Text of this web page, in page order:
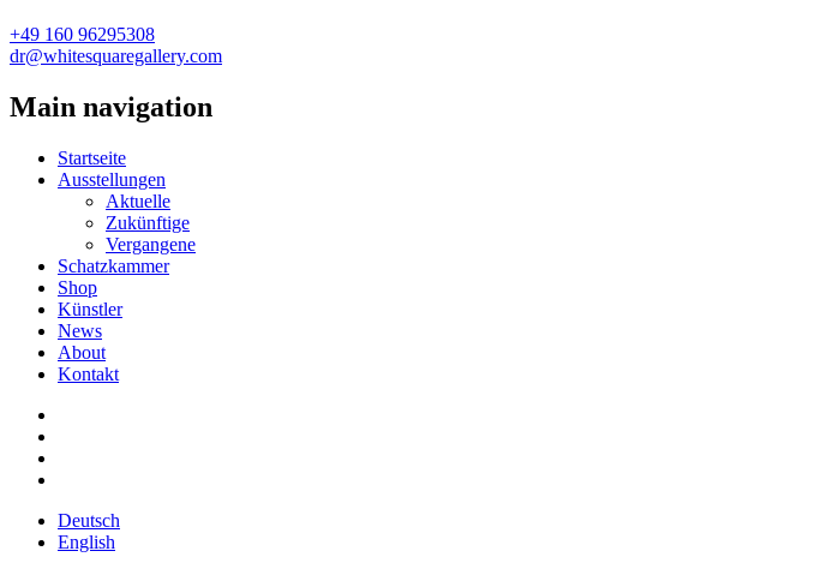
+49 160 96295308
dr@whitesquaregallery.com
Main navigation
Startseite
Ausstellungen
Aktuelle
Zukünftige
Vergangene
Schatzkammer
Shop
Künstler
News
About
Kontakt
Deutsch
English